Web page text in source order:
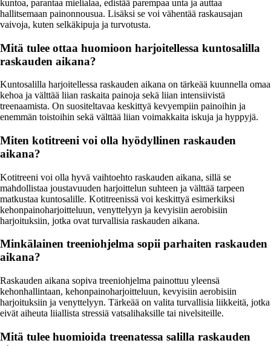
kuntoa, parantaa mielialaa, edistää parempaa unta ja auttaa
hallitsemaan painonnousua. Lisäksi se voi vähentää raskausajan
vaivoja, kuten selkäkipuja ja turvotusta.
Mitä tulee ottaa huomioon harjoitellessa kuntosalilla
raskauden aikana?
Kuntosalilla harjoitellessa raskauden aikana on tärkeää kuunnella omaa
kehoa ja välttää liian raskaita painoja sekä liian intensiivistä
treenaamista. On suositeltavaa keskittyä kevyempiin painoihin ja
enemmän toistoihin sekä välttää liian voimakkaita iskuja ja hyppyjä.
Miten kotitreeni voi olla hyödyllinen raskauden
aikana?
Kotitreeni voi olla hyvä vaihtoehto raskauden aikana, sillä se
mahdollistaa joustavuuden harjoittelun suhteen ja välttää tarpeen
matkustaa kuntosalille. Kotitreenissä voi keskittyä esimerkiksi
kehonpainoharjoitteluun, venyttelyyn ja kevyisiin aerobisiin
harjoituksiin, jotka ovat turvallisia raskauden aikana.
Minkälainen treeniohjelma sopii parhaiten raskauden
aikana?
Raskauden aikana sopiva treeniohjelma painottuu yleensä
kehonhallintaan, kehonpainoharjoitteluun, kevyisiin aerobisiin
harjoituksiin ja venyttelyyn. Tärkeää on valita turvallisia liikkeitä, jotka
eivät aiheuta liiallista stressiä vatsalihaksille tai nivelsiteille.
Mitä tulee huomioida treenatessa salilla raskauden